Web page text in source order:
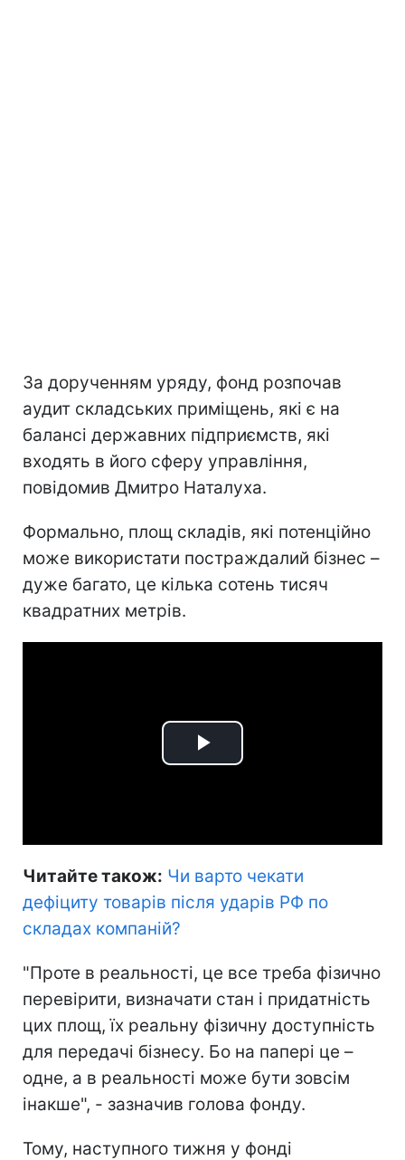
За дорученням уряду, фонд розпочав
аудит складських приміщень, які є на
балансі державних підприємств, які
входять в його сферу управління,
повідомив Дмитро Наталуха.
Формально, площ складів, які потенційно
може використати постраждалий бізнес –
дуже багато, це кілька сотень тисяч
квадратних метрів.
Play
Читайте також: Чи варто чекати
дефіциту товарів після ударів РФ по
складах компаній?
"Проте в реальності, це все треба фізично
перевірити, визначати стан і придатність
цих площ, їх реальну фізичну доступність
для передачі бізнесу. Бо на папері це –
одне, а в реальності може бути зовсім
інакше", - зазначив голова фонду.
Тому, наступного тижня у фонді